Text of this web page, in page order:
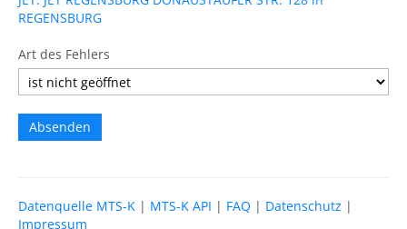
REGENSBURG
Art des Fehlers
Datenquelle MTS-K | MTS-K API | FAQ | Datenschutz |
Impressum